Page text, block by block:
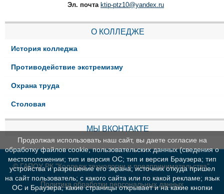
Эл. почта ktip-ptz10@yandex.ru
О КОЛЛЕДЖЕ
История колледжа
Противодействие экстремизму
Охрана труда
Столовая
МЫ ВКОНТАКТЕ
© ГАПОУ РК "Колледж технологии и предпринимательства"
Политика обработки персональных данных
Продолжая использовать наш сайт, вы даете согласие на
обработку файлов cookie, пользовательских данных (сведения о
местоположении; тип и версия ОС; тип и версия Браузера; тип
устройства и разрешение его экрана; источник откуда пришел
на сайт пользователь; с какого сайта или по какой рекламе; язык
ОС и Браузера; какие страницы открывает и на какие кнопки